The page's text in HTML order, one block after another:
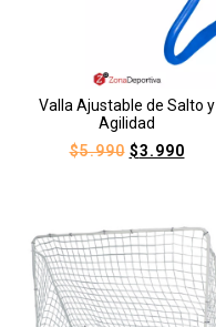
Valla Ajustable de Salto y
Agilidad
$5.990 $3.990